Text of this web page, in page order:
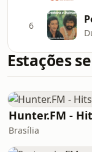
6
Estações
Hunter.FM -
Brasília